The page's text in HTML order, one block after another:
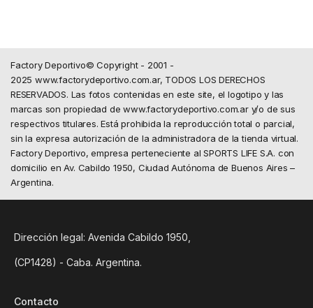
Factory Deportivo© Copyright - 2001 -
2025 www.factorydeportivo.com.ar, TODOS LOS DERECHOS
RESERVADOS. Las fotos contenidas en este site, el logotipo y las
marcas son propiedad de www.factorydeportivo.com.ar y/o de sus
respectivos titulares. Está prohibida la reproducción total o parcial,
sin la expresa autorización de la administradora de la tienda virtual.
Factory Deportivo, empresa perteneciente al SPORTS LIFE S.A. con
domicilio en Av. Cabildo 1950, Ciudad Autónoma de Buenos Aires –
Argentina.
Dirección legal: Avenida Cabildo 1950,
(CP1428) - Caba. Argentina.
Contacto